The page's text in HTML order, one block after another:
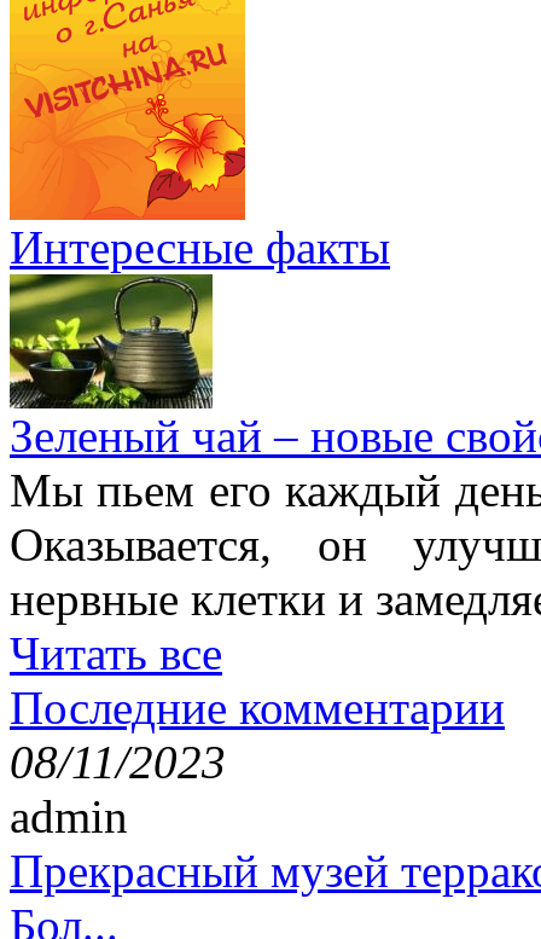
Интересные факты
Зеленый чай – новые
Мы пьем его каждый
Оказывается, он
нервные клетки и
Читать все
Последние комментарии
08/11/2023
admin
Прекрасный музей
Бол...